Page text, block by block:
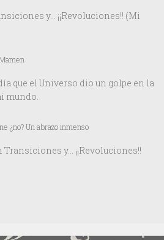
y… ¡¡Revoluciones!! (Mi
que el Universo dio un golpe en la
mundo.
¿no? Un abrazo inmenso
Transiciones y… ¡¡Revoluciones!!